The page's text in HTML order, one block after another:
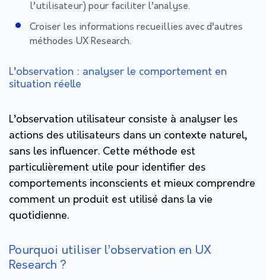
l’utilisateur) pour faciliter l’analyse.
Croiser les informations recueillies avec d’autres
méthodes UX Research.
L’observation : analyser le comportement en
situation réelle
L’observation utilisateur consiste à analyser les
actions des utilisateurs dans un contexte naturel,
sans les influencer. Cette méthode est
particulièrement utile pour identifier des
comportements inconscients et mieux comprendre
comment un produit est utilisé dans la vie
quotidienne.
Pourquoi utiliser l’observation en UX
Research ?